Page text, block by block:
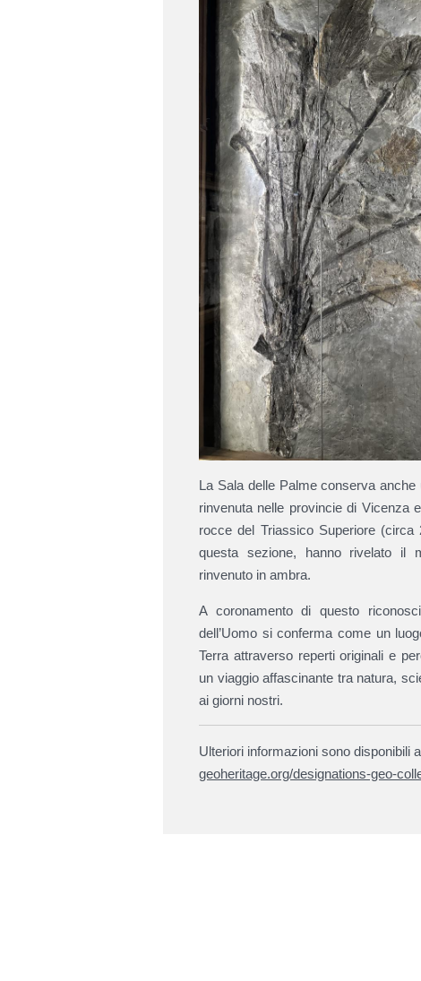
La Sala delle Palme conserva
rinvenuta nelle provincie di Vicenza
rocce del Triassico Superiore
questa sezione, hanno rivelato il
rinvenuto in ambra.
A coronamento di questo
dell’Uomo si conferma come un
Terra attraverso reperti originali e
un viaggio affascinante tra natura,
ai giorni nostri.
Ulteriori informazioni sono disponibili
geoheritage.org/designations-geo-